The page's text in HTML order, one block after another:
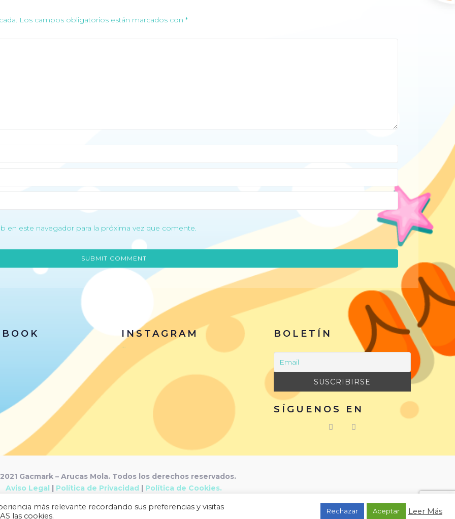
Los campos obligatorios están marcados con *
en este navegador para la próxima vez que comente.
INSTAGRAM
…
BOLETÍN
SÍGUENOS EN
Gacmark – Arucas Mola. Todos los derechos reservados.
Aviso Legal | Política de Privacidad | Política de Cookies.
más relevante recordando sus preferencias y visitas
las cookies.
Rechazar Aceptar Leer Más